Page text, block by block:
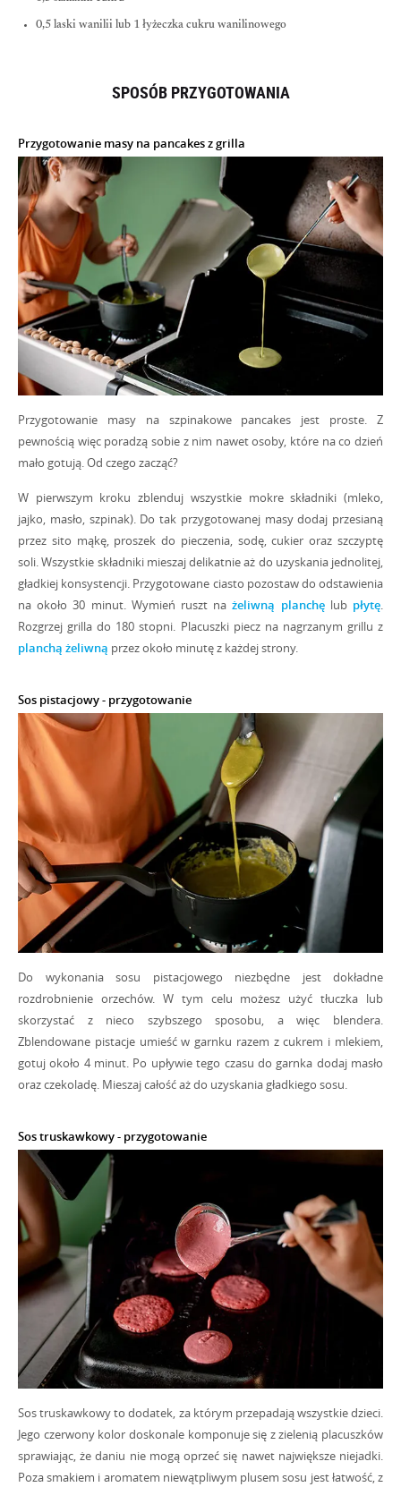
0,5 laski wanilii lub 1 łyżeczka cukru wanilinowego
SPOSÓB PRZYGOTOWANIA
Przygotowanie masy na pancakes z grilla
Przygotowanie masy na szpinakowe pancakes jest proste. Z
pewnością więc poradzą sobie z nim nawet osoby, które na co dzień
mało gotują. Od czego zacząć?
W pierwszym kroku zblenduj wszystkie mokre składniki (mleko,
jajko, masło, szpinak). Do tak przygotowanej masy dodaj przesianą
przez sito mąkę, proszek do pieczenia, sodę, cukier oraz szczyptę
soli. Wszystkie składniki mieszaj delikatnie aż do uzyskania jednolitej,
gładkiej konsystencji. Przygotowane ciasto pozostaw do odstawienia
na około 30 minut. Wymień ruszt nażeliwną planchęlub płytę.
Rozgrzej grilla do 180 stopni. Placuszki piecz na nagrzanym grillu z
planchą żeliwną przez około minutę z każdej strony.
Sos pistacjowy - przygotowanie
Do wykonania sosu pistacjowego niezbędne jest dokładne
rozdrobnienie orzechów. W tym celu możesz użyć tłuczka lub
skorzystać z nieco szybszego sposobu, a więc blendera.
Zblendowane pistacje umieść w garnku razem z cukrem i mlekiem,
gotuj około 4 minut. Po upływie tego czasu do garnka dodaj masło
oraz czekoladę. Mieszaj całość aż do uzyskania gładkiego sosu.
Sos truskawkowy - przygotowanie
Sos truskawkowy to dodatek, za którym przepadają wszystkie dzieci.
Jego czerwony kolor doskonale komponuje się z zielenią placuszków
sprawiając, że daniu nie mogą oprzeć się nawet największe niejadki.
Poza smakiem i aromatem niewątpliwym plusem sosu jest łatwość, z
Serwis wykorzystuje pliki cookies!